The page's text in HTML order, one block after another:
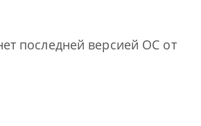
последней версией ОС от